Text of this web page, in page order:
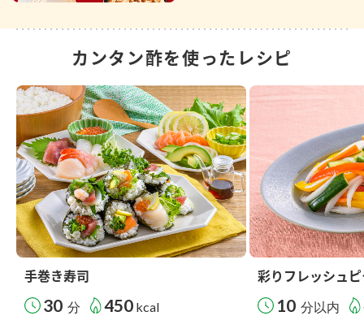
カンタン酢を使ったレシピ
手巻き寿司
30 分 450 kcal
彩りフレッシュ
10 分以内